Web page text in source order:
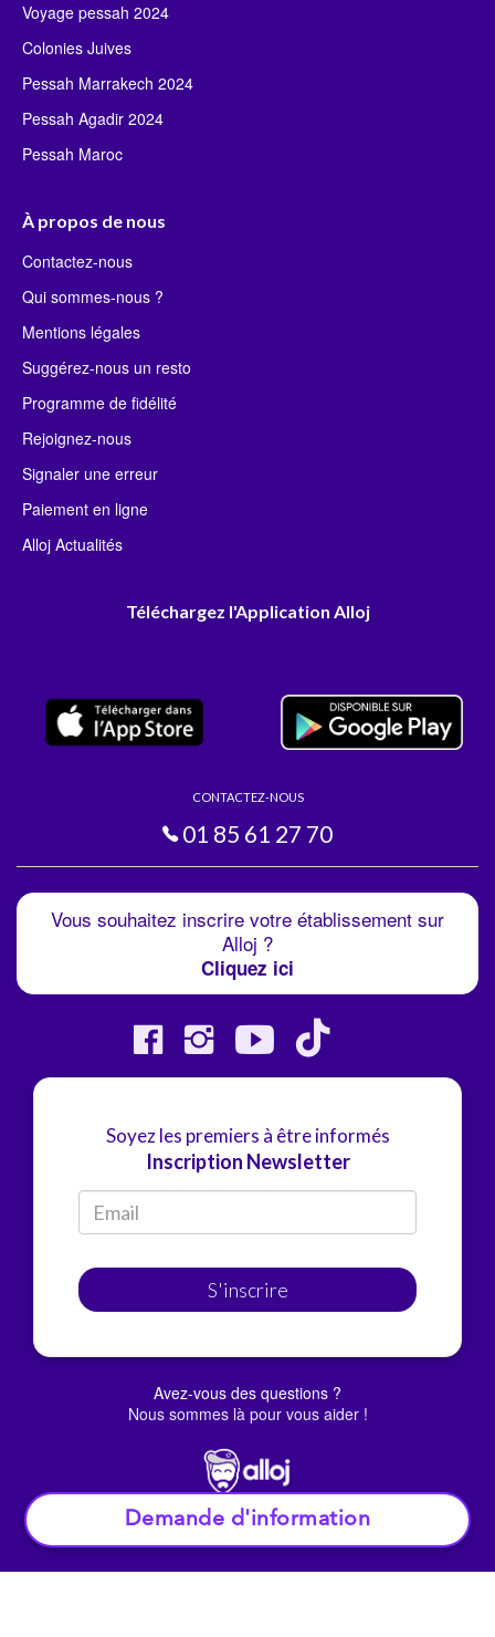
Demande d'information
Voyage pessah 2024
Colonies Juives
Pessah Marrakech 2024
Pessah Agadir 2024
Pessah Maroc
À propos de nous
Contactez-nous
Qui sommes-nous ?
Mentions légales
Suggérez-nous un resto
Programme de fidélité
Rejoignez-nous
Signaler une erreur
Paiement en ligne
Alloj Actualités
Téléchargez l'Application Alloj
CONTACTEZ-NOUS
01 85 61 27 70
Vous souhaitez inscrire votre établissement sur
Alloj ?
Cliquez ici
Soyez les premiers à être informés
Inscription Newsletter
S'inscrire
Avez-vous des questions ?
Nous sommes là pour vous aider !
© Alloj.2022 Tous droits réservés